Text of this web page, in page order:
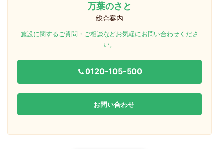
万葉のさと
総合案内
施設に関するご質問・ご相談などお気軽にお問い合わせくださ
い。
0120-105-500
お問い合わせ